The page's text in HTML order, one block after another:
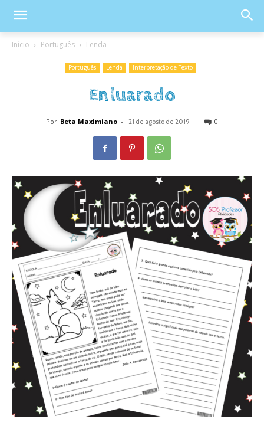
Início Português Lenda
Português Lenda Interpretação de Texto
Enluarado
Por Beta Maximiano - 21 de agosto de 2019 0